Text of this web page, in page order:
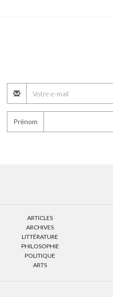
Prénom
ARTICLES
ARCHIVES
LITTÉRATURE
PHILOSOPHIE
POLITIQUE
ARTS